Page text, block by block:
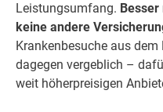
Leistungsumfang.
keine andere
Krankenbesuche aus
dagegen vergeblich –
weit höherpreisigen